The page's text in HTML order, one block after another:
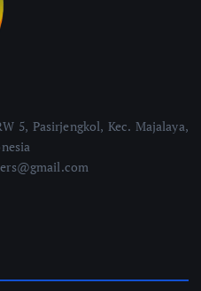
5, Pasirjengkol, Kec. Majalaya,